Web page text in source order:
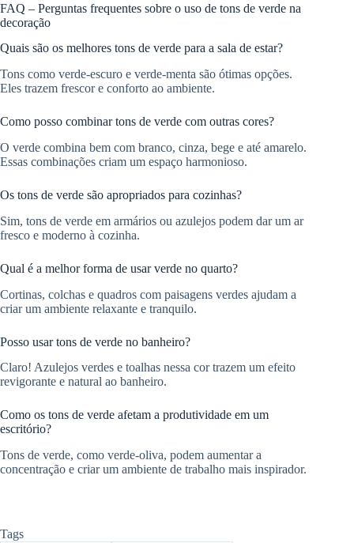
FAQ – Perguntas frequentes sobre o uso de tons de verde na
decoração
Quais são os melhores tons de verde para a sala de estar?
Tons como verde-escuro e verde-menta são ótimas opções.
Eles trazem frescor e conforto ao ambiente.
Como posso combinar tons de verde com outras cores?
O verde combina bem com branco, cinza, bege e até amarelo.
Essas combinações criam um espaço harmonioso.
Os tons de verde são apropriados para cozinhas?
Sim, tons de verde em armários ou azulejos podem dar um ar
fresco e moderno à cozinha.
Qual é a melhor forma de usar verde no quarto?
Cortinas, colchas e quadros com paisagens verdes ajudam a
criar um ambiente relaxante e tranquilo.
Posso usar tons de verde no banheiro?
Claro! Azulejos verdes e toalhas nessa cor trazem um efeito
revigorante e natural ao banheiro.
Como os tons de verde afetam a produtividade em um
escritório?
Tons de verde, como verde-oliva, podem aumentar a
concentração e criar um ambiente de trabalho mais inspirador.
Tags